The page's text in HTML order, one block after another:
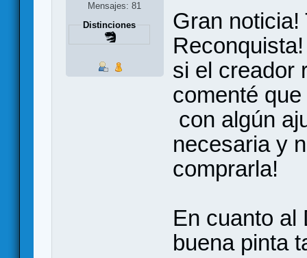
Mensajes: 81
Distinciones
Gran noticia!
si el creador
comenté
con algún
necesaria y
comprarla!
En cuanto al
buena pinta